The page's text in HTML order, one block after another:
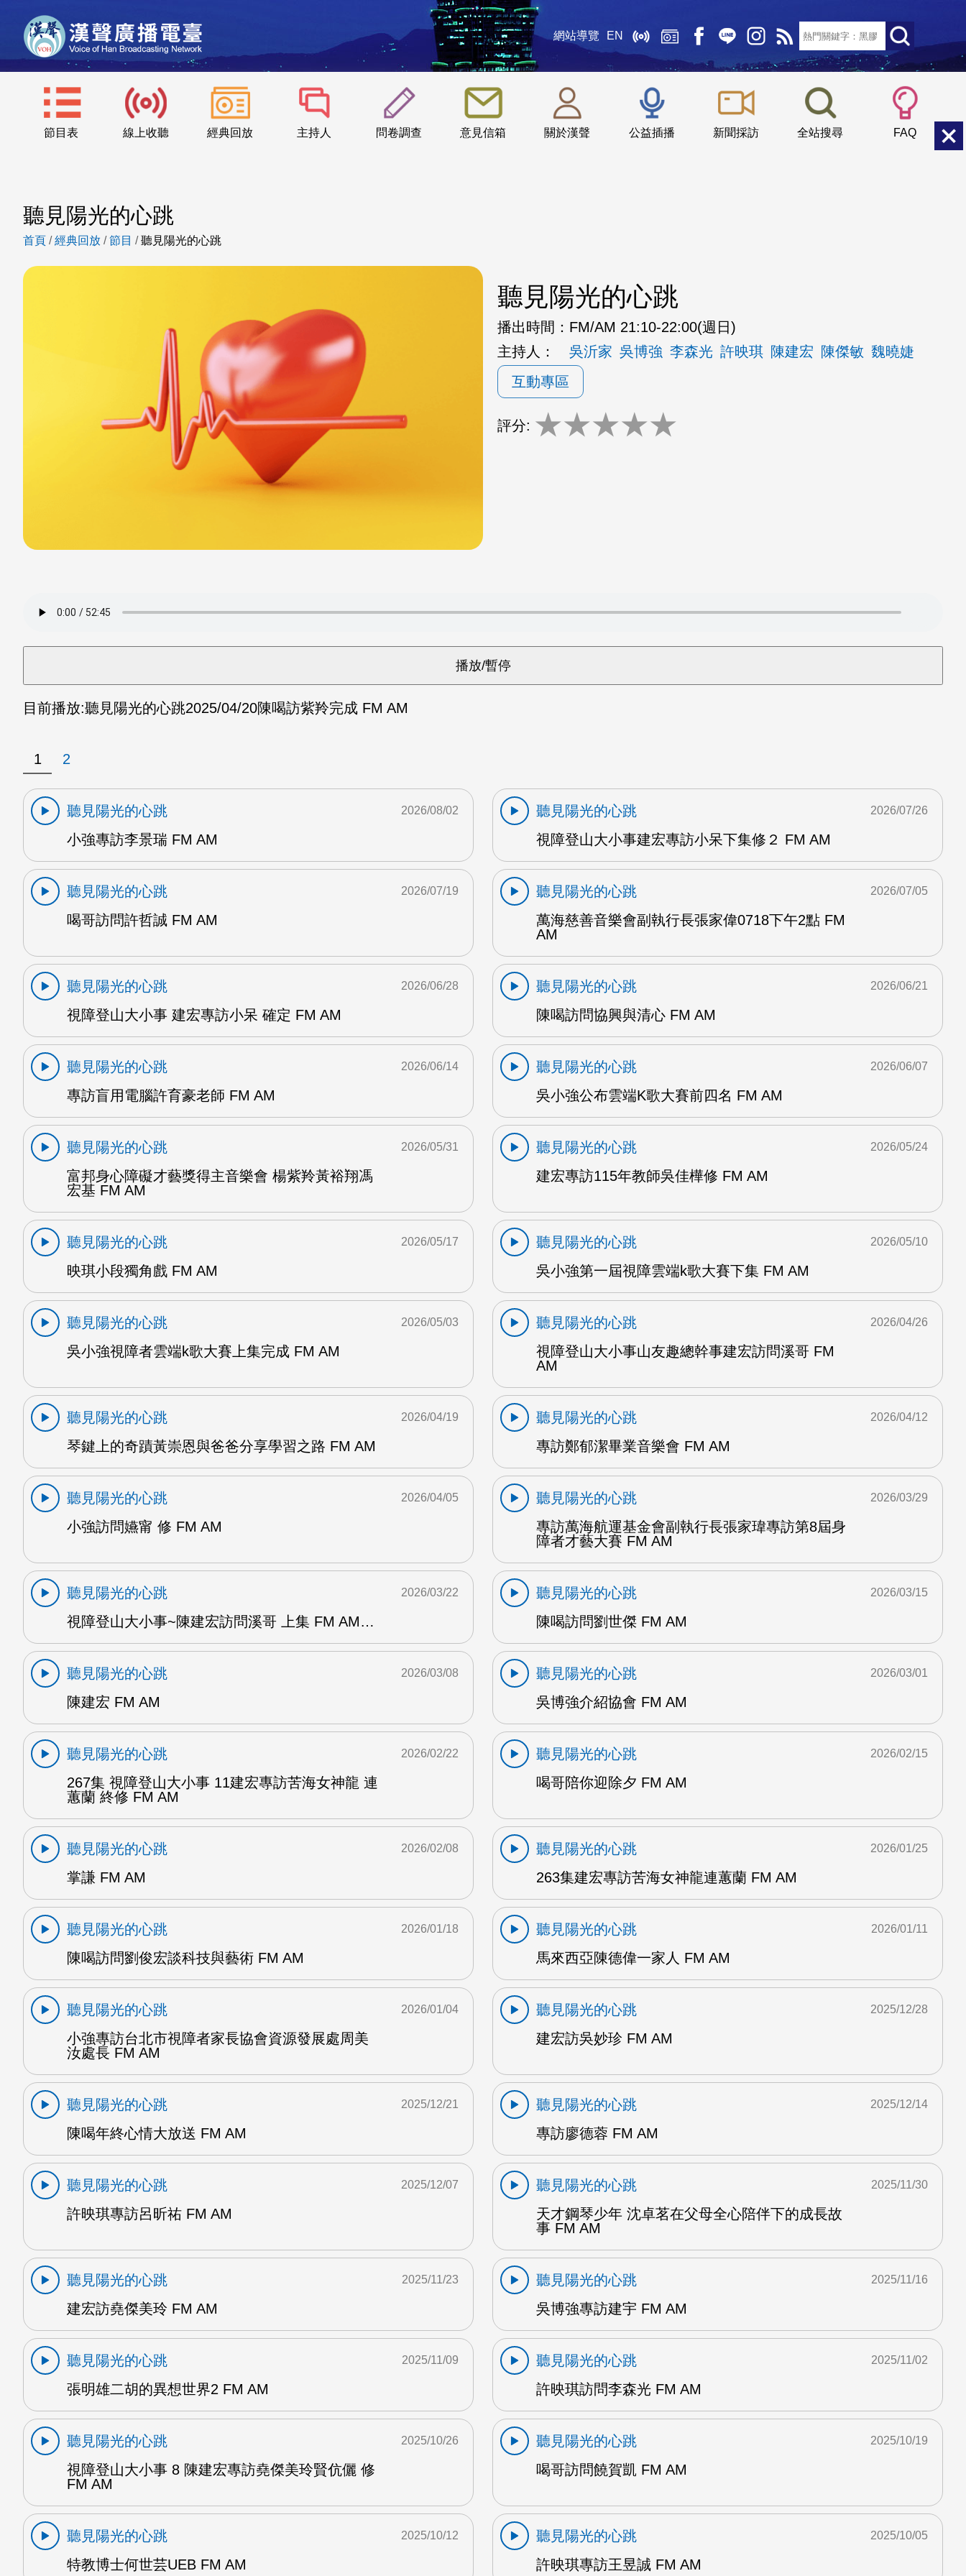
網站導覽 EN
節目表 線上收聽 經典回放 主持人 問卷調查 意見信箱 關於漢聲 公益插播 新聞採訪 全站搜尋 FAQ
::: 小 中
聽見陽光的心跳
首頁 /經典回放 /節目 /聽見陽光的心跳
聽見陽光的心跳
播出時間： FM/AM 21:10-22:00(週日)
主持人：
吳沂家 吳博強 李森光 許映琪 陳建宏 陳傑敏 魏曉婕
互動專區
評分: ★★★★★
目前播放:聽見陽光的心跳2025/04/20陳喝訪紫羚完成 FM AM
1 2
聽見陽光的心跳
小強專訪李景瑞 FM AM
2026/08/02
聽見陽光的心跳
視障登山大小事建宏專訪小呆下集修２ FM AM
2026/07/26
聽見陽光的心跳
喝哥訪問許哲誠 FM AM
2026/07/19
聽見陽光的心跳
萬海慈善音樂會副執行長張家偉0718下午2點 FM
AM
2026/07/05
聽見陽光的心跳
視障登山大小事 建宏專訪小呆 確定 FM AM
2026/06/28
聽見陽光的心跳
陳喝訪問協興與清心 FM AM
2026/06/21
聽見陽光的心跳
專訪盲用電腦許育豪老師 FM AM
2026/06/14
聽見陽光的心跳
吳小強公布雲端K歌大賽前四名 FM AM
2026/06/07
聽見陽光的心跳
富邦身心障礙才藝獎得主音樂會 楊紫羚黃裕翔馮
宏基 FM AM
2026/05/31
聽見陽光的心跳
建宏專訪115年教師吳佳樺修 FM AM
2026/05/24
聽見陽光的心跳
映琪小段獨角戲 FM AM
2026/05/17
聽見陽光的心跳
吳小強第一屆視障雲端k歌大賽下集 FM AM
2026/05/10
聽見陽光的心跳
吳小強視障者雲端k歌大賽上集完成 FM AM
2026/05/03
聽見陽光的心跳
視障登山大小事山友趣總幹事建宏訪問溪哥 FM
AM
2026/04/26
聽見陽光的心跳
琴鍵上的奇蹟黃崇恩與爸爸分享學習之路 FM AM
2026/04/19
聽見陽光的心跳
專訪鄭郁潔畢業音樂會 FM AM
2026/04/12
聽見陽光的心跳
小強訪問嬿甯 修 FM AM
2026/04/05
聽見陽光的心跳
專訪萬海航運基金會副執行長張家瑋專訪第8屆身
障者才藝大賽 FM AM
2026/03/29
聽見陽光的心跳
視障登山大小事~陳建宏訪問溪哥 上集 FM AM…
2026/03/22
聽見陽光的心跳
陳喝訪問劉世傑 FM AM
2026/03/15
聽見陽光的心跳
陳建宏 FM AM
2026/03/08
聽見陽光的心跳
吳博強介紹協會 FM AM
2026/03/01
聽見陽光的心跳
267集 視障登山大小事 11建宏專訪苦海女神龍 連
蕙蘭 終修 FM AM
2026/02/22
聽見陽光的心跳
喝哥陪你迎除夕 FM AM
2026/02/15
聽見陽光的心跳
掌謙 FM AM
2026/02/08
聽見陽光的心跳
263集建宏專訪苦海女神龍連蕙蘭 FM AM
2026/01/25
聽見陽光的心跳
陳喝訪問劉俊宏談科技與藝術 FM AM
2026/01/18
聽見陽光的心跳
馬來西亞陳德偉一家人 FM AM
2026/01/11
聽見陽光的心跳
小強專訪台北市視障者家長協會資源發展處周美
汝處長 FM AM
2026/01/04
聽見陽光的心跳
建宏訪吳妙珍 FM AM
2025/12/28
聽見陽光的心跳
陳喝年終心情大放送 FM AM
2025/12/21
聽見陽光的心跳
專訪廖德蓉 FM AM
2025/12/14
聽見陽光的心跳
許映琪專訪呂昕祐 FM AM
2025/12/07
聽見陽光的心跳
天才鋼琴少年 沈卓茗在父母全心陪伴下的成長故
事 FM AM
2025/11/30
聽見陽光的心跳
建宏訪堯傑美玲 FM AM
2025/11/23
聽見陽光的心跳
吳博強專訪建宇 FM AM
2025/11/16
聽見陽光的心跳
張明雄二胡的異想世界2 FM AM
2025/11/09
聽見陽光的心跳
許映琪訪問李森光 FM AM
2025/11/02
聽見陽光的心跳
視障登山大小事 8 陳建宏專訪堯傑美玲賢伉儷 修
FM AM
2025/10/26
聽見陽光的心跳
喝哥訪問饒賀凱 FM AM
2025/10/19
聽見陽光的心跳
特教博士何世芸UEB FM AM
2025/10/12
聽見陽光的心跳
許映琪專訪王昱誠 FM AM
2025/10/05